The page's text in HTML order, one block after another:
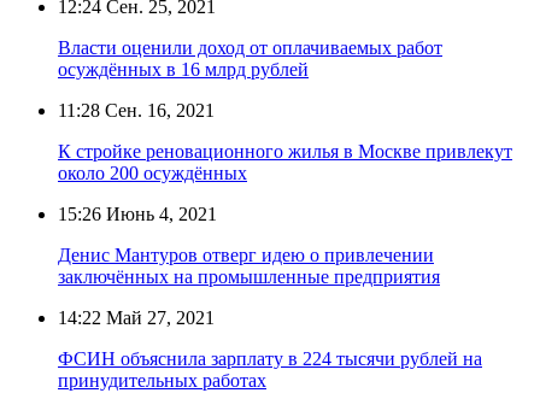
12:24 Сен. 25, 2021
Власти оценили доход от оплачиваемых работ
осуждённых в 16 млрд рублей
11:28 Сен. 16, 2021
К стройке реновационного жилья в Москве привлекут
около 200 осуждённых
15:26 Июнь 4, 2021
Денис Мантуров отверг идею о привлечении
заключённых на промышленные предприятия
14:22 Май 27, 2021
ФСИН объяснила зарплату в 224 тысячи рублей на
принудительных работах